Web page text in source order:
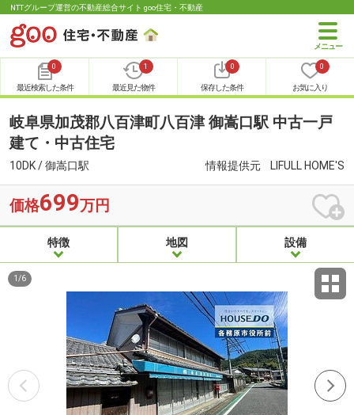
NTTグループ運営の不動産総合サイト goo住宅・不動産
0
最近検索した条件
1
最近見た物件
0
保存した条件
0
お気に入り
岐阜県加茂郡八百津町八百津 御嵩口駅 中古一戸
建て・中古住宅
10DK / 御嵩口駅 情報提供元 LIFULL HOME'S
価格699万円
特徴 地図 設備
1 /6